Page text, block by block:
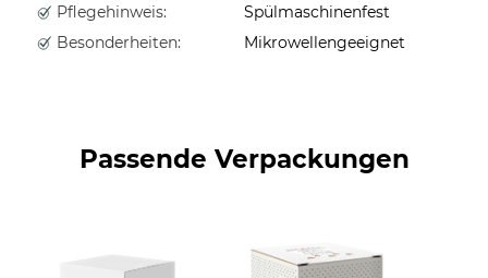
Pflegehinweis:
Spülmaschinenfest
Besonderheiten:
Mikrowellengeeignet
Passende Verpackungen